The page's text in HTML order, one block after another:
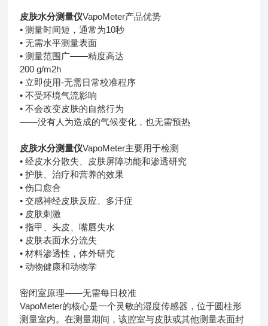
皮肤水分测量仪VapoMeter产品优势
• 测量时间短，通常为10秒
• 无需水平测量表面
• 测量范围广——精度高达
200 g/m2h
• 立即使用-无需日常校准程序
• 不受环境气流影响
• 不会改变皮肤的自然行为
——没有人为造成的气候变化，也无需预热
皮肤水分测量仪VapoMeter主要用于检测
• 经皮水分散失、皮肤屏障功能和渗透研究
• 护肤、治疗和营养的效果
• 伤口愈合
• 交感神经皮肤反应、多汗症
• 皮肤刺激
• 指甲、头皮、嘴唇失水
• 皮肤表面水分流失
• 材料渗透性，体外研究
• 动物健康和动物学
密闭室原理——无需每日校准
VapoMeter的核心是一个灵敏的湿度传感器，位于圆柱形
测量室内。在测量期间，该腔室与皮肤或其他测量表面封